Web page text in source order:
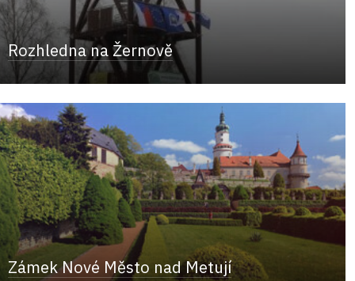
Rozhledna na Žernově
Zámek Nové Město nad Metují